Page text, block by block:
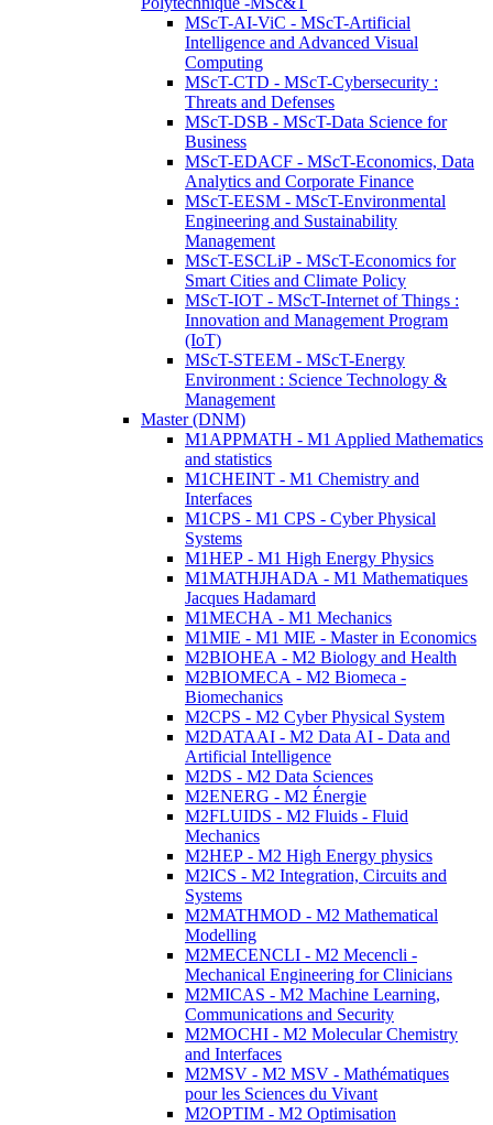
MScT-AI-ViC - MScT-Artificial
Intelligence and Advanced Visual
Computing
MScT-CTD - MScT-Cybersecurity :
Threats and Defenses
MScT-DSB - MScT-Data Science for
Business
MScT-EDACF - MScT-Economics, Data
Analytics and Corporate Finance
MScT-EESM - MScT-Environmental
Engineering and Sustainability
Management
MScT-ESCLiP - MScT-Economics for
Smart Cities and Climate Policy
MScT-IOT - MScT-Internet of Things :
Innovation and Management Program
(IoT)
MScT-STEEM - MScT-Energy
Environment : Science Technology &
Management
Master (DNM)
M1APPMATH - M1 Applied Mathematics
and statistics
M1CHEINT - M1 Chemistry and
Interfaces
M1CPS - M1 CPS - Cyber Physical
Systems
M1HEP - M1 High Energy Physics
M1MATHJHADA - M1 Mathematiques
Jacques Hadamard
M1MECHA - M1 Mechanics
M1MIE - M1 MIE - Master in Economics
M2BIOHEA - M2 Biology and Health
M2BIOMECA - M2 Biomeca -
Biomechanics
M2CPS - M2 Cyber Physical System
M2DATAAI - M2 Data AI - Data and
Artificial Intelligence
M2DS - M2 Data Sciences
M2ENERG - M2 Énergie
M2FLUIDS - M2 Fluids - Fluid
Mechanics
M2HEP - M2 High Energy physics
M2ICS - M2 Integration, Circuits and
Systems
M2MATHMOD - M2 Mathematical
Modelling
M2MECENCLI - M2 Mecencli -
Mechanical Engineering for Clinicians
M2MICAS - M2 Machine Learning,
Communications and Security
M2MOCHI - M2 Molecular Chemistry
and Interfaces
M2MSV - M2 MSV - Mathématiques
pour les Sciences du Vivant
M2OPTIM - M2 Optimisation